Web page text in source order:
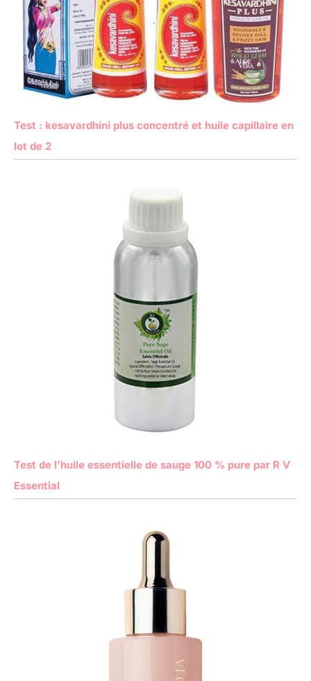
Test : kesavardhini plus concentré et huile capillaire en
lot de 2
Test de l’huile essentielle de sauge 100 % pure par R V
Essential